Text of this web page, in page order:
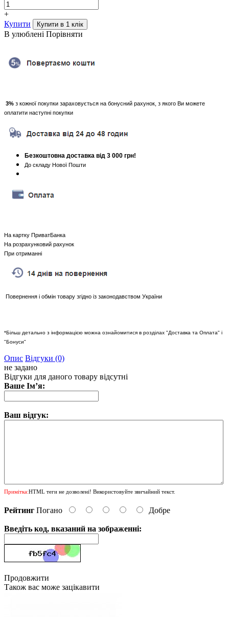
+
Купити
В улюблені Порівняти
3% з кожної покупки зараховується на бонусний рахунок, з якого Ви можете
оплатити наступні покупки
Безкоштовна доставка від 3 000 грн!
До складу Нової Пошти
На картку ПриватБанка
На розрахунковий рахунок
При отриманні
Повернення і обмін товару згідно із законодавством України
*Більш детально з інформацією можна ознайомитися в розділах "Доставка та Оплата" і
"Бонуси"
Опис Відгуки (0)
не задано
Відгуки для даного товару відсутні
Ваше Ім’я:
Ваш відгук:
Примітка:HTML теги не дозволені! Використовуйте звичайний текст.
Рейтинг Погано Добре
Введіть код, вказаний на зображенні:
Продовжити
Також вас може зацікавити